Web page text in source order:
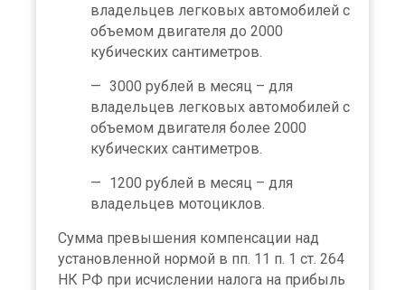
владельцев легковых автомобилей с
объемом двигателя до 2000
кубических сантиметров.
3000 рублей в месяц – для
владельцев легковых автомобилей с
объемом двигателя более 2000
кубических сантиметров.
1200 рублей в месяц – для
владельцев мотоциклов.
Сумма превышения компенсации над
установленной нормой в пп. 11 п. 1 ст. 264
НК РФ при исчислении налога на прибыль